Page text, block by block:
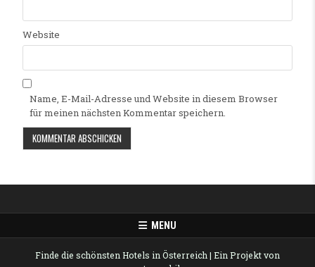
Website
Name, E-Mail-Adresse und Website in diesem Browser
für meinen nächsten Kommentar speichern.
MENU
Finde die schönsten Hotels in Österreich | Ein Projekt von